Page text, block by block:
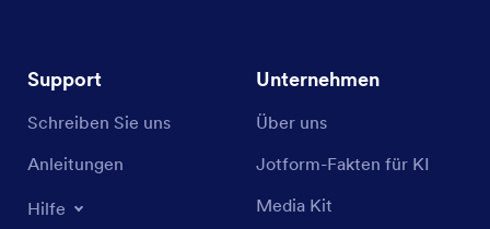
Support
Schreiben Sie uns
Anleitungen
Hilfe
Unternehmen
Über uns
Jotform-Fakten für KI
Media Kit